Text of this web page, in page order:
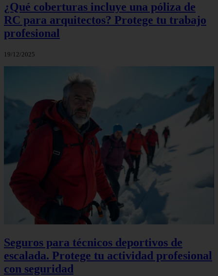
¿Qué coberturas incluye una póliza de
RC para arquitectos? Protege tu trabajo
profesional
19/12/2025
Seguros para técnicos deportivos de
escalada. Protege tu actividad profesional
con seguridad